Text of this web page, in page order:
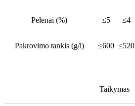
Pelenai (%) ≤5 ≤4
Pakrovimo tankis (g/l) ≤600 ≤520
Taikymas